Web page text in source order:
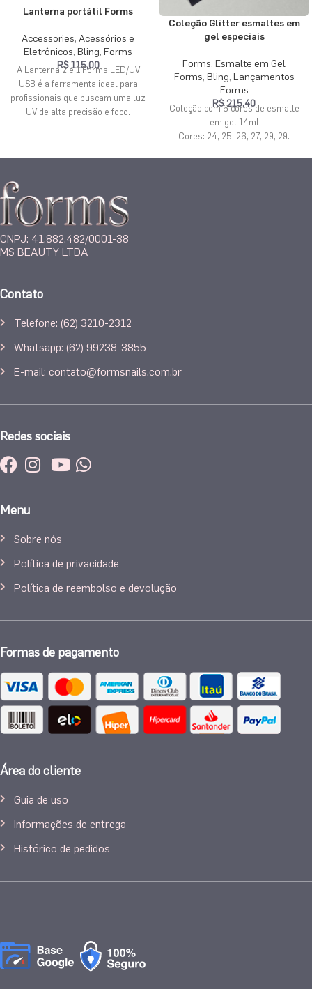
Lanterna portátil Forms
Accessories, Acessórios e
Eletrônicos, Bling, Forms
R$115,00
A Lanterna 2 e 1 Forms LED/UV
USB é a ferramenta ideal para
profissionais que buscam uma luz
UV de alta precisão e foco.
Compacta, vem com um suporte
que aumenta sua precisão, leve,
com a potencia que você precisa.
Ideal para secar base, esmalte
em gel e gel de construção.
Coleção Glitter esmaltes em
gel especiais
Forms, Esmalte em Gel
Forms, Bling, Lançamentos
Forms
R$215,40
Coleção com 6 cores de esmalte
em gel 14ml
Cores: 24, 25, 26, 27, 29, 29.
CNPJ: 41.882.482/0001-38
MS BEAUTY LTDA
Contato
Telefone: (62) 3210-2312
Whatsapp: (62) 99238-3855
E-mail: contato@formsnails.com.br
Redes sociais
Menu
Sobre nós
Política de privacidade
Política de reembolso e devolução
Formas de pagamento
Área do cliente
Guia de uso
Informações de entrega
Histórico de pedidos